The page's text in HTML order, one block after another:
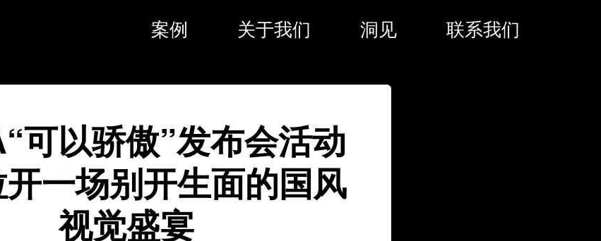
案例 关于我们 洞见 联系我们
可以骄傲”发布会活动
一场别开生面的国风
视觉盛宴